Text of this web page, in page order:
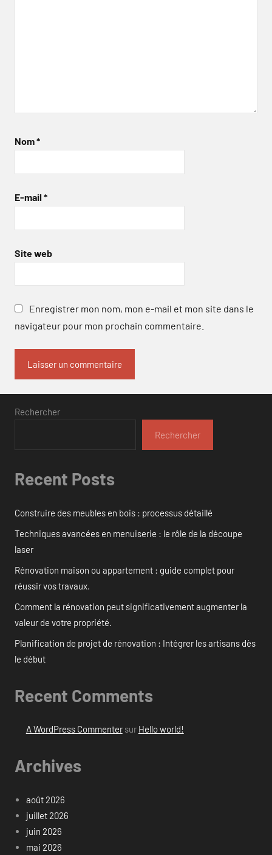
Nom*
E-mail *
Site web
Enregistrer mon nom, mon e-mail et mon site dans le
navigateur pour mon prochain commentaire.
Rechercher
Rechercher
Recent Posts
Construire des meubles en bois : processus détaillé
Techniques avancées en menuiserie : le rôle de la découpe
laser
Rénovation maison ou appartement : guide complet pour
réussir vos travaux.
Comment la rénovation peut significativement augmenter la
valeur de votre propriété.
Planification de projet de rénovation : Intégrer les artisans dès
le début
Recent Comments
A WordPress Commentersur Hello world!
Archives
août 2026
juillet 2026
juin 2026
mai 2026